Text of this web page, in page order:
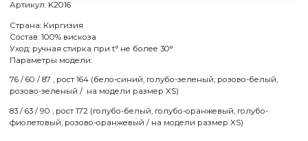
МСК:нет в наличии
СПБ:нет в наличии
МСК: нет в наличии
СПБ:есть в наличии
L
нет в наличии
Артикул: K2016
Страна: Киргизия
Состав: 100% вискоза
Уход: ручная стирка при t° не более 30°
Параметры модели:
76 / 60 / 87 , рост 164 (бело-синий, голубо-зеленый, розово-белый,
розово-зеленый / на модели размер XS)
83 / 63 / 90 , рост 172 (голубо-белый, голубо-оранжевый, голубо-
фиолетовый, розово-оранжевый / на модели размер XS)